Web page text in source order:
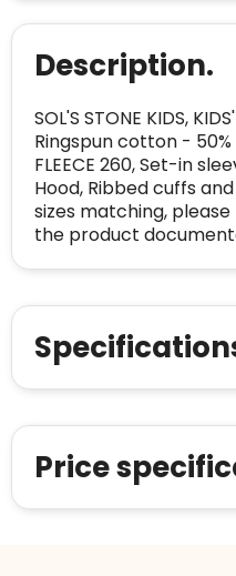
Description.
SOL'S STONE KIDS,
Ringspun cotton - 50%
FLEECE 260, Set-in
Hood, Ribbed cuffs
sizes matching,
the product
Price